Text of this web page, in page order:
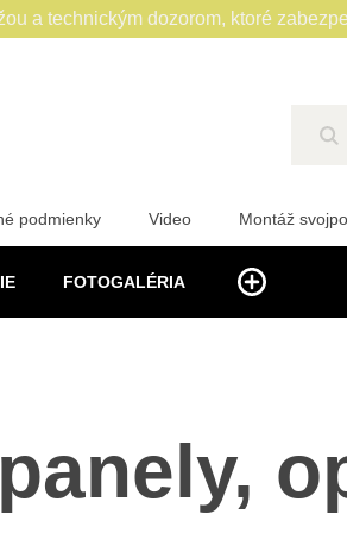
FOTOGALÉRIA
podmienky Video Montáž
a technickým dozorom, ktoré